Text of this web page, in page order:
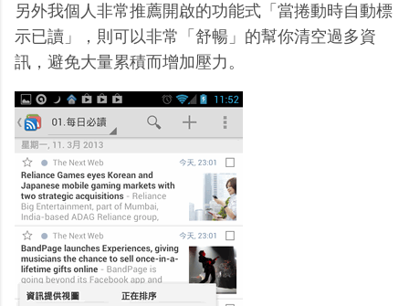
另外我個人非常推薦開啟的功能式「當捲動時自動標
示已讀」，則可以非常「舒暢」的幫你清空過多資
訊，避免大量累積而增加壓力。